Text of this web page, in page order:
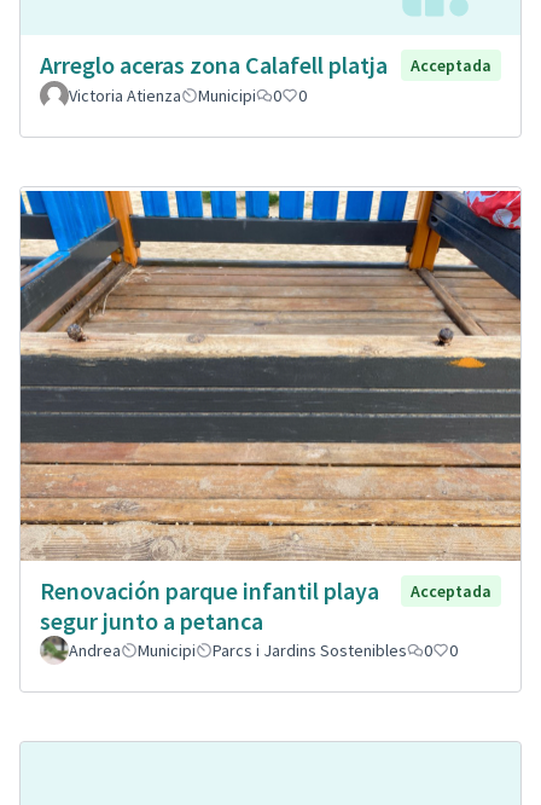
Arreglo aceras zona Calafell platja
Acceptada
Victoria Atienza
Municipi 0 0
Renovación parque infantil playa
segur junto a petanca
Acceptada
Andrea Municipi Parcs i Jardins Sostenibles 0 0